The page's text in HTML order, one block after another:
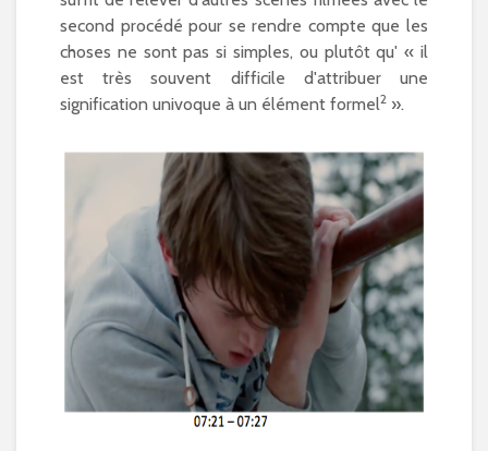
second procédé pour se rendre compte que les
choses ne sont pas si simples, ou plutôt qu' « il
est très souvent difficile d'attribuer une
signification univoque à un élément formel2 ».